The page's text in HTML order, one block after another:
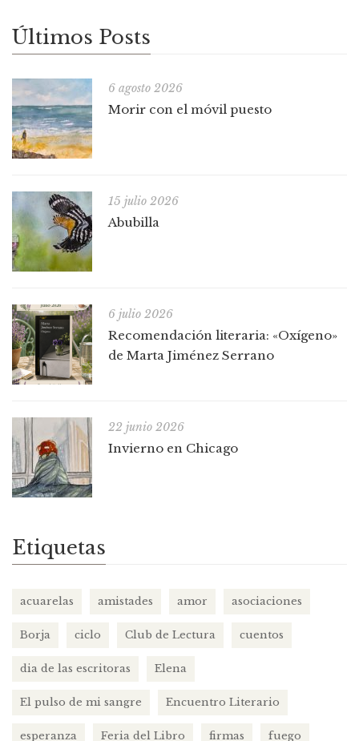
Últimos Posts
6 agosto 2026
Morir con el móvil puesto
15 julio 2026
Abubilla
6 julio 2026
Recomendación literaria: «Oxígeno»
de Marta Jiménez Serrano
22 junio 2026
Invierno en Chicago
Etiquetas
acuarelas amistades amor asociaciones
Borja ciclo Club de Lectura cuentos
dia de las escritoras Elena
El pulso de mi sangre Encuentro Literario
esperanza Feria del Libro firmas fuego